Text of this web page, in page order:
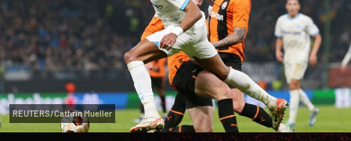
REUTERS/Cathrin Mueller